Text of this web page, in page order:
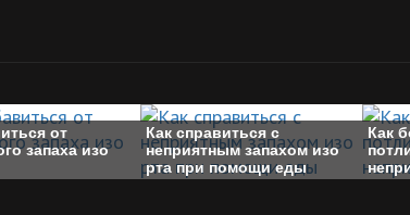
от
запаха изо
Как справиться с
неприятным запахом изо
рта при помощи еды
Как